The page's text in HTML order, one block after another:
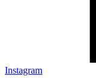
Instagram